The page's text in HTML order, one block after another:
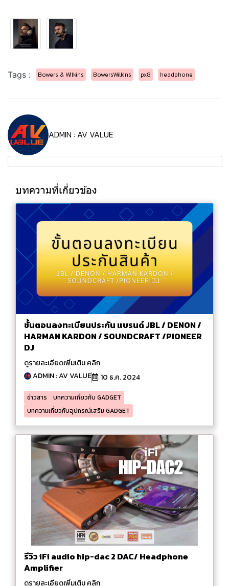
Tags : Bowers & Wilkins BowersWilkins px8 headphone
ADMIN : AV VALUE
บทความที่เกี่ยวข้อง
ขั้นตอนลงทะเบียนประกัน แบรนด์ JBL / DENON /
HARMAN KARDON / SOUNDCRAFT /PIONEER
DJ
ดูรายละเอียดเพิ่มเติม คลิก
ADMIN : AV VALUE
10 ธ.ค. 2024
ข่าวสาร
บทความเกี่ยวกับ GADGET
บทความเกี่ยวกับอุปกรณ์เสริม GADGET
รีวิว iFi audio hip-dac 2 DAC/ Headphone
Amplifier
ดูรายละเอียดเพิ่มเติม คลิก